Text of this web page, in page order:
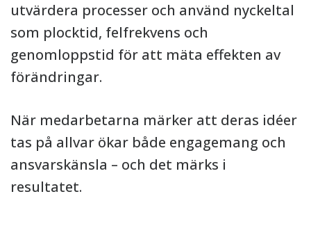
utvärdera processer och använd nyckeltal
som plocktid, felfrekvens och
genomloppstid för att mäta effekten av
förändringar.
När medarbetarna märker att deras idéer
tas på allvar ökar både engagemang och
ansvarskänsla – och det märks i
resultatet.